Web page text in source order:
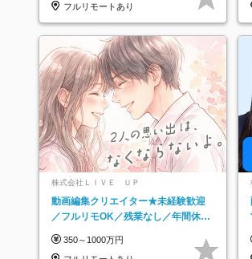
フルリモートあり
株式会社ＬＩＶＥ ＵＰ
動画編集クリエイター★未経験歓迎
／フルリモOK／残業なし／年間休日
実で安心
350～1000万円